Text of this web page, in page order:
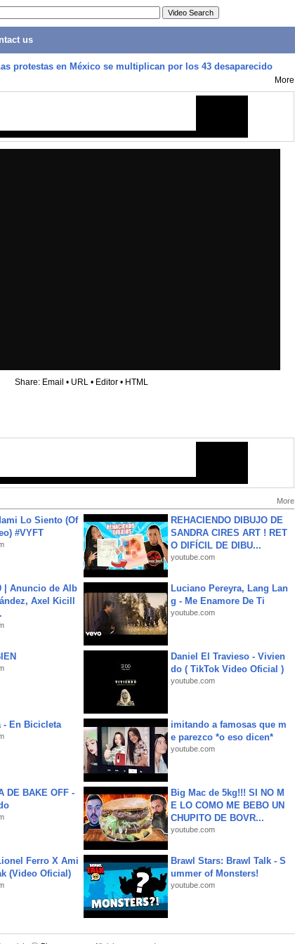
us
protestas en México se multiplican por los 43 desaparecido
More
Share: Email • URL • Editor • HTML
More
Lo Siento (Of
#VYFT
REHACIENDO DIBUJO DE
SANDRA CIRES ART ! RET
O DIFÍCIL DE DIBU...
youtube.com
| Anuncio de Alb
Axel Kicill
Luciano Pereyra, Lang Lan
g - Me Enamore De Ti
youtube.com
Daniel El Travieso - Vivien
do ( TikTok Video Oficial )
youtube.com
- En Bicicleta
imitando a famosas que m
e parezco *o eso dicen*
youtube.com
DE BAKE OFF -
Big Mac de 5kg!!! SI NO M
E LO COMO ME BEBO UN
CHUPITO DE BOVR...
youtube.com
Ferro X Ami
(Video Oficial)
Brawl Stars: Brawl Talk - S
ummer of Monsters!
youtube.com